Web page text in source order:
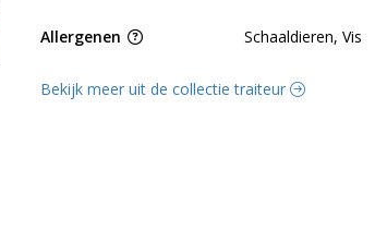
Allergenen Schaaldieren, Vis
Bekijk meer uit de collectie traiteur